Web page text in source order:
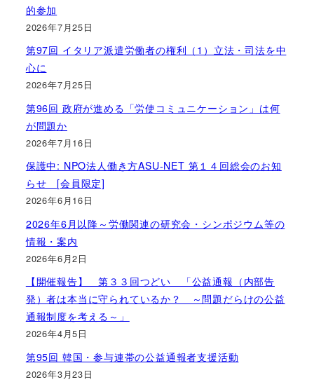
的参加
2026年7月25日
第97回 イタリア派遣労働者の権利（1）立法・司法を中
心に
2026年7月25日
第96回 政府が進める「労使コミュニケーション」は何
が問題か
2026年7月16日
保護中: NPO法人働き方ASU-NET 第１４回総会のお知
らせ [会員限定]
2026年6月16日
2026年6月以降～労働関連の研究会・シンポジウム等の
情報・案内
2026年6月2日
【開催報告】 第３３回つどい 「公益通報（内部告
発）者は本当に守られているか？ ～問題だらけの公益
通報制度を考える～」
2026年4月5日
第95回 韓国・参与連帯の公益通報者支援活動
2026年3月23日